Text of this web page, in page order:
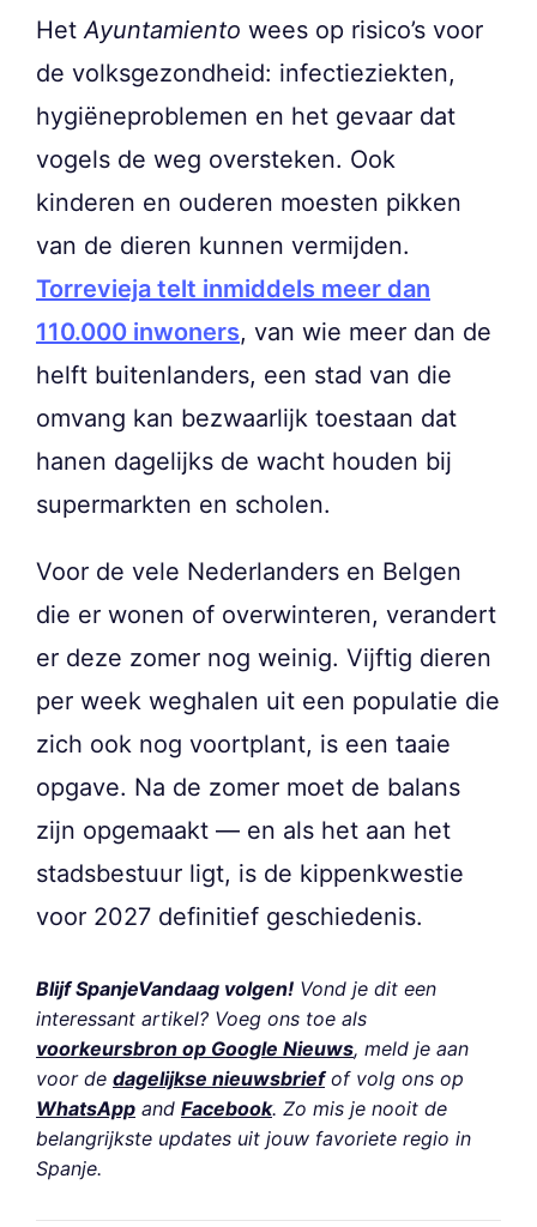
HetAyuntamiento wees op risico’s voor
de volksgezondheid: infectieziekten,
hygiëneproblemen en het gevaar dat
vogels de weg oversteken. Ook
kinderen en ouderen moesten pikken
van de dieren kunnen vermijden.
Torrevieja telt inmiddels meer dan
110.000 inwoners, van wie meer dan de
helft buitenlanders, een stad van die
omvang kan bezwaarlijk toestaan dat
hanen dagelijks de wacht houden bij
supermarkten en scholen.
Voor de vele Nederlanders en Belgen
die er wonen of overwinteren, verandert
er deze zomer nog weinig. Vijftig dieren
per week weghalen uit een populatie die
zich ook nog voortplant, is een taaie
opgave. Na de zomer moet de balans
zijn opgemaakt — en als het aan het
stadsbestuur ligt, is de kippenkwestie
voor 2027 definitief geschiedenis.
Blijf SpanjeVandaag volgen! Vond je dit een
interessant artikel? Voeg ons toe als
voorkeursbron op Google Nieuws, meld je aan
voor de dagelijkse nieuwsbriefof volg ons op
WhatsApp and Facebook. Zo mis je nooit de
belangrijkste updates uit jouw favoriete regio in
Spanje.